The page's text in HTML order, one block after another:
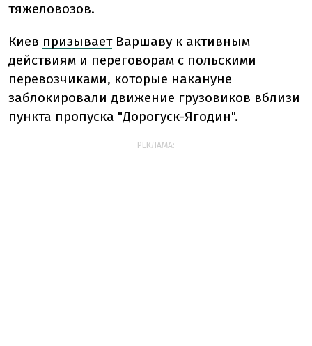
тяжеловозов.
Киев призываетВаршаву к активным
действиям и переговорам с польскими
перевозчиками, которые накануне
заблокировали движение грузовиков вблизи
пункта пропуска "Дорогуск-Ягодин".
РЕКЛАМА: